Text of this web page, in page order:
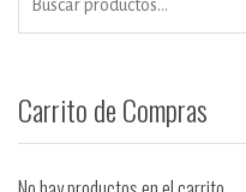
Carrito de Compras